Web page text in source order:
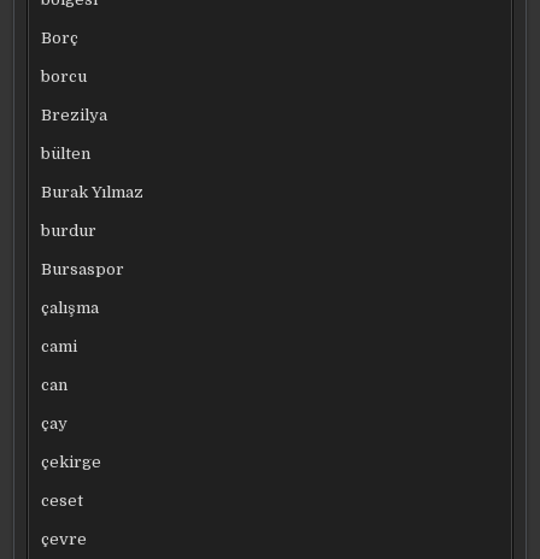
Borç
borcu
Brezilya
bülten
Burak Yılmaz
burdur
Bursaspor
çalışma
cami
can
çay
çekirge
ceset
çevre